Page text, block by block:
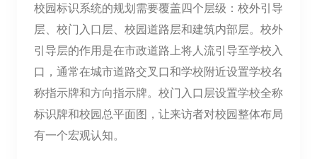
校园标识系统的规划需要覆盖四个层级：校外引导
层、校门入口层、校园道路层和建筑内部层。校外
引导层的作用是在市政道路上将人流引导至学校入
口，通常在城市道路交叉口和学校附近设置学校名
称指示牌和方向指示牌。校门入口层设置学校全称
标识牌和校园总平面图，让来访者对校园整体布局
有一个宏观认知。